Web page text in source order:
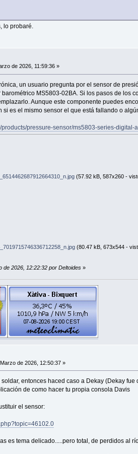
lo probaré.
de 2026, 11:59:36 »
un usuario pregunta por el sensor de
MS5803-02BA. Si los pasos de los
Aunque este componente puedes
si es el mismo sensor el que está fallando o
products/pressure-sensor/ms5803-series-
(57.92 kB, 587x260 -
(80.47 kB, 673x544 -
de 2026, 12:22:32 por Deltoides»
de 2026, 12:50:37 »
entonces haced caso a Dekay (Dekay
de como hacer tu propia consola Davis
el sensor:
es tema delicado.....pero total, de perdidos al